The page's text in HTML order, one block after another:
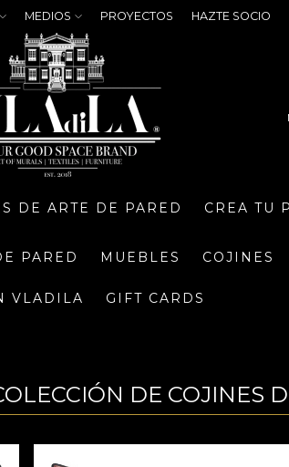
MEDIOS PROYECTOS HAZTE SOCIO
DE ARTE DE PARED CREA TU
PARED MUEBLES COJINES
VLADILA GIFT CARDS
DE COJINES